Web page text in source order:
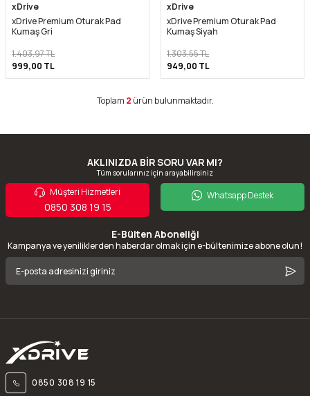
xDrive
xDrive Premium Oturak Pad
Kumaş Gri
1.403,97TL
999,00 TL
xDrive
xDrive Premium Oturak Pad
Kumaş Siyah
1.303,55TL
949,00 TL
Toplam 2 ürün bulunmaktadır.
AKLINIZDA BİR SORU VAR MI?
Tüm sorularınız için arayabilirsiniz
Müşteri Hizmetleri
0850 308 19 15
Whatsapp Destek
E-Bülten Aboneliği
Kampanya ve yeniliklerden haberdar olmak için e-bültenimize abone olun!
0850 308 19 15